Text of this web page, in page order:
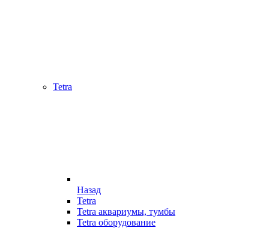
Tetra
Назад
Tetra
Tetra аквариумы, тумбы
Tetra оборудование